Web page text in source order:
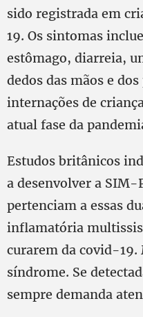
sido registrada em
19. Os sintomas
estômago, diarreia,
dedos das mãos e
internações de
atual fase da
Estudos britânicos
a desenvolver a SIM-
pertenciam a essas
inflamatória
curarem da covid-19.
síndrome. Se
sempre demanda